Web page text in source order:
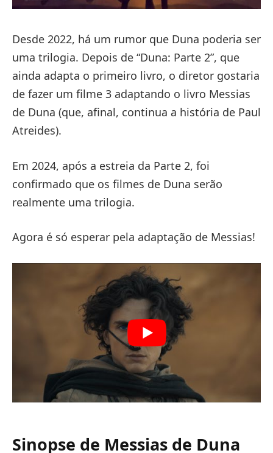
Desde 2022, há um rumor que Duna poderia ser
uma trilogia. Depois de “Duna: Parte 2”, que
ainda adapta o primeiro livro, o diretor gostaria
de fazer um filme 3 adaptando o livro Messias
de Duna (que, afinal, continua a história de Paul
Atreides).
Em 2024, após a estreia da Parte 2, foi
confirmado que os filmes de Duna serão
realmente uma trilogia.
Agora é só esperar pela adaptação de Messias!
Sinopse de Messias de Duna